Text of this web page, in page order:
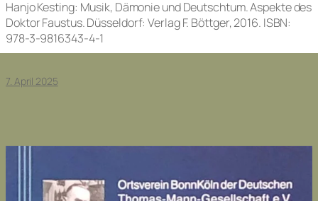
Hanjo Kesting: Musik, Dämonie und Deutschtum. Aspekte des
Doktor Faustus. Düsseldorf: Verlag F. Böttger, 2016. ISBN:
978-3-9816343-4-1
7. April 2025